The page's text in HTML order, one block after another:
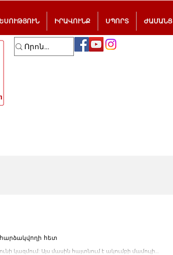
ԻՐԱՎՈՒՆՔ ՍՊՈՐՏ ԺԱՄԱՆՑ
հետ
կազմում: Այս մասին հայտնում է ակումբի մամուլի